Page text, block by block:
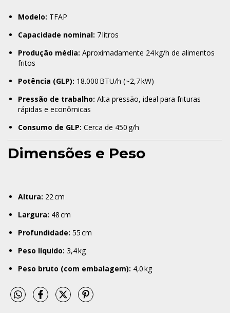
Modelo: TFAP
Capacidade nominal: 7 litros
Produção média: Aproximadamente 24 kg/h de alimentos
fritos
Potência (GLP): 18.000 BTU/h (~2,7 kW)
Pressão de trabalho: Alta pressão, ideal para frituras
rápidas e econômicas
Consumo de GLP: Cerca de 450 g/h
Dimensões e Peso
Altura: 22 cm
Largura: 48 cm
Profundidade: 55 cm
Peso líquido: 3,4 kg
Peso bruto (com embalagem): 4,0 kg